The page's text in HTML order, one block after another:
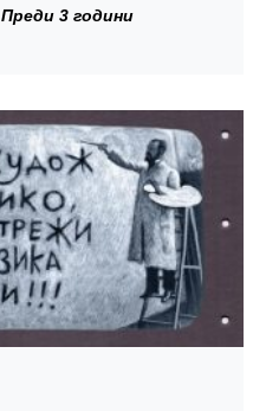
Преди 3 години